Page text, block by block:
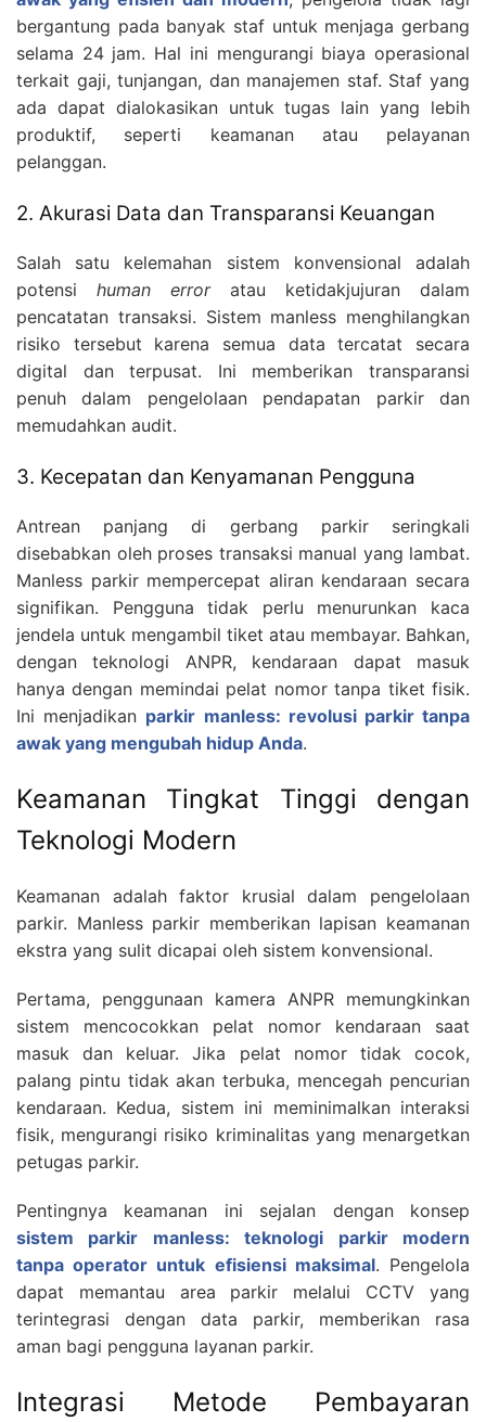
bergantung pada banyak staf untuk menjaga gerbang
selama 24 jam. Hal ini mengurangi biaya operasional
terkait gaji, tunjangan, dan manajemen staf. Staf yang
ada dapat dialokasikan untuk tugas lain yang lebih
produktif, seperti keamanan atau pelayanan
pelanggan.
2. Akurasi Data dan Transparansi Keuangan
Salah satu kelemahan sistem konvensional adalah
potensi human erroratau ketidakjujuran dalam
pencatatan transaksi. Sistem manless menghilangkan
risiko tersebut karena semua data tercatat secara
digital dan terpusat. Ini memberikan transparansi
penuh dalam pengelolaan pendapatan parkir dan
memudahkan audit.
3. Kecepatan dan Kenyamanan Pengguna
Antrean panjang di gerbang parkir seringkali
disebabkan oleh proses transaksi manual yang lambat.
Manless parkir mempercepat aliran kendaraan secara
signifikan. Pengguna tidak perlu menurunkan kaca
jendela untuk mengambil tiket atau membayar. Bahkan,
dengan teknologi ANPR, kendaraan dapat masuk
hanya dengan memindai pelat nomor tanpa tiket fisik.
Ini menjadikan parkir manless: revolusi parkir tanpa
awak yang mengubah hidup Anda.
Keamanan Tingkat Tinggi dengan
Teknologi Modern
Keamanan adalah faktor krusial dalam pengelolaan
parkir. Manless parkir memberikan lapisan keamanan
ekstra yang sulit dicapai oleh sistem konvensional.
Pertama, penggunaan kamera ANPR memungkinkan
sistem mencocokkan pelat nomor kendaraan saat
masuk dan keluar. Jika pelat nomor tidak cocok,
palang pintu tidak akan terbuka, mencegah pencurian
kendaraan. Kedua, sistem ini meminimalkan interaksi
fisik, mengurangi risiko kriminalitas yang menargetkan
petugas parkir.
Pentingnya keamanan ini sejalan dengan konsep
sistem parkir manless: teknologi parkir modern
tanpa operator untuk efisiensi maksimal. Pengelola
dapat memantau area parkir melalui CCTV yang
terintegrasi dengan data parkir, memberikan rasa
aman bagi pengguna layanan parkir.
Integrasi Metode Pembayaran